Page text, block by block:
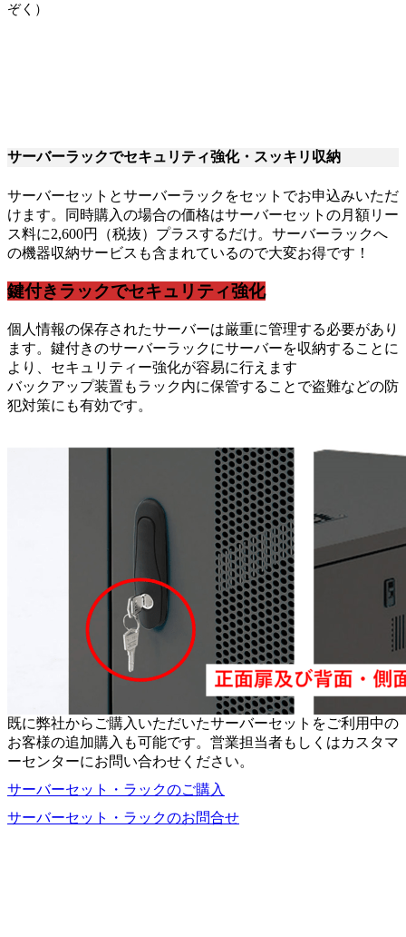
ぞく）
サーバーラックでセキュリティ強化・スッキリ収納
サーバーセットとサーバーラックをセットでお申込みいただ
けます。同時購入の場合の価格はサーバーセットの月額リー
ス料に2,600円（税抜）プラスするだけ。サーバーラックへ
の機器収納サービスも含まれているので大変お得です！
鍵付きラックでセキュリティ強化
個人情報の保存されたサーバーは厳重に管理する必要があり
ます。鍵付きのサーバーラックにサーバーを収納することに
より、セキュリティー強化が容易に行えます
バックアップ装置もラック内に保管することで盗難などの防
犯対策にも有効です。
既に弊社からご購入いただいたサーバーセットをご利用中の
お客様の追加購入も可能です。営業担当者もしくはカスタマ
ーセンターにお問い合わせください。
サーバーセット・ラックのご購入
サーバーセット・ラックのお問合せ